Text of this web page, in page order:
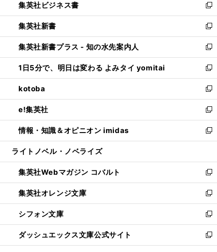
く
で
開
く
ド
ウ
で
開
く
い
ウ
ィ
ン
ド
ウ
で
開
く
集英社ビジネス書
新
し
い
ウ
ィ
ン
ド
ウ
で
開
く
集英社新書
新
し
い
ウ
ィ
ン
ド
ウ
で
開
く
集英社新書プラス - 知の水先案内人
新
し
い
ウ
ィ
ン
ド
ウ
で
開
1日5分で、明日は変わる よみタイ yomitai
新
し
い
ウ
ィ
ン
ド
ウ
開
く
kotoba
新
し
い
ウ
ィ
ン
ウ
で
開
く
e!集英社
新
し
い
ウ
ン
ド
ウ
で
開
く
情報・知識＆オピニオン imidas
新
し
ウ
ィ
ン
ド
ウ
で
開
く
ライトノベル・ノベライズ
集英社Webマガジン コバルト
新
し
い
ウ
ィ
ン
ド
ウ
集英社オレンジ文庫
新
し
い
ウ
ィ
ン
シフォン文庫
新
し
い
ウ
ダッシュエックス文庫公式サイト
新
し